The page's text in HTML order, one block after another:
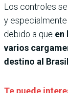
Los controles
y
debido a que en
varios
destino al
Te puede